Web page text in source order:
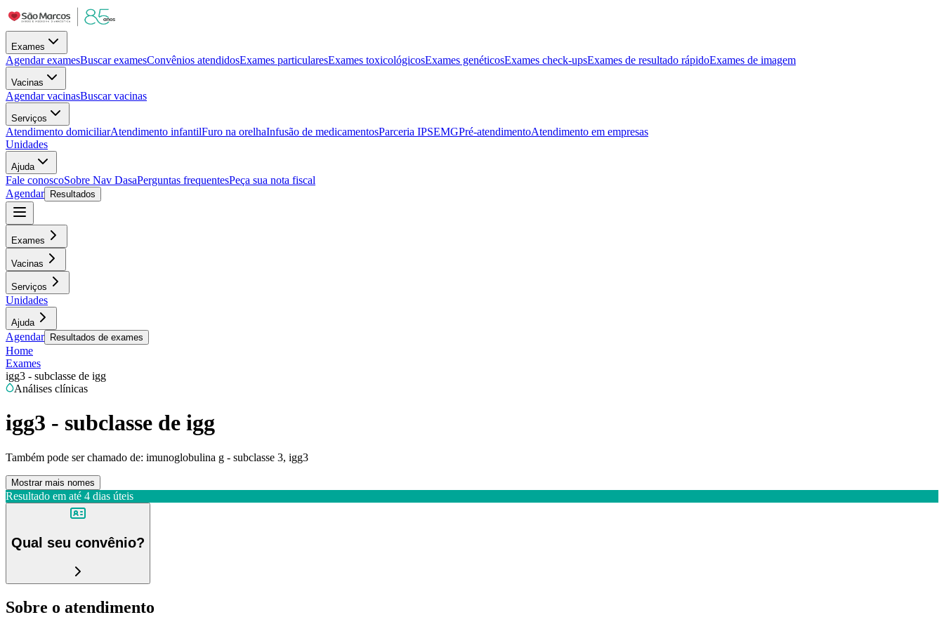
Exames
Agendar examesBuscar examesConvênios atendidosExames particularesExames toxicológicosExames genéticosExames check-upsExames de resultado rápidoExames de imagem
Vacinas
Agendar vacinasBuscar vacinas
Serviços
Atendimento domiciliarAtendimento infantilFuro na orelhaInfusão de medicamentosParceria IPSEMGPré-atendimentoAtendimento em empresas
Unidades
Ajuda
Fale conoscoSobre Nav DasaPerguntas frequentesPeça sua nota fiscal
Agendar
Resultados
Exames
Vacinas
Serviços
Unidades
Ajuda
Agendar Resultados de exames
Home
Exames
igg3 - subclasse de igg
Análises clínicas
igg3 - subclasse de igg
Também pode ser chamado de: imunoglobulina g - subclasse 3, igg3
Mostrar mais nomes
Resultado em até 4 dias úteis
Qual seu convênio?
Sobre o atendimento